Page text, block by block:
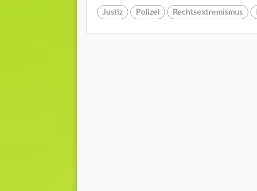
Justiz Polizei Rechtsextremismus